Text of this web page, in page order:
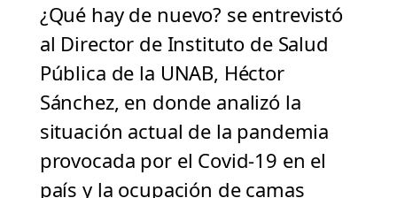
¿Qué hay de nuevo? se entrevistó
al Director de Instituto de Salud
Pública de la UNAB, Héctor
Sánchez, en donde analizó la
situación actual de la pandemia
provocada por el Covid-19 en el
país y la ocupación de camas